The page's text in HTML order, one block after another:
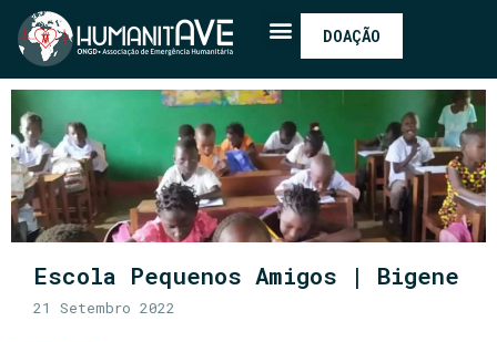
DOAÇÃO
Escola Pequenos Amigos | Bigene
21 Setembro 2022